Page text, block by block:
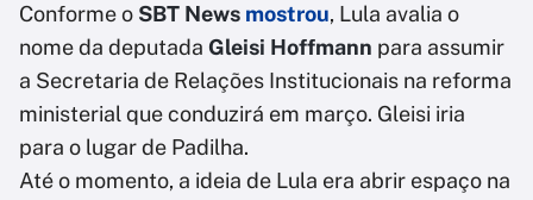
Conforme o SBT News mostrou, Lula avalia o
nome da deputada Gleisi Hoffmann para assumir
a Secretaria de Relações Institucionais na reforma
ministerial que conduzirá em março. Gleisi iria
para o lugar de Padilha.
Até o momento, a ideia de Lula era abrir espaço na